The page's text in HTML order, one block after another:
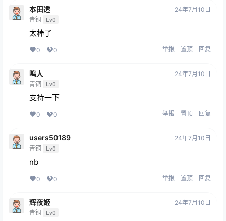
本田透
青铜 Lv0
24年7月10日
太棒了
0 0 举报 置顶 回复
鸣人
青铜 Lv0
24年7月10日
支持一下
0 0 举报 置顶 回复
users50189
青铜 Lv0
24年7月10日
nb
0 0 举报 置顶 回复
辉夜姬
青铜 Lv0
24年7月10日